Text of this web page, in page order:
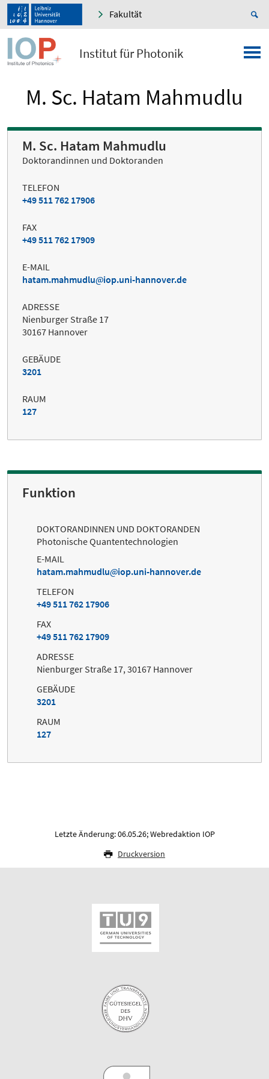
Fakultät
Institut für Photonik
M. Sc. Hatam Mahmudlu
M. Sc. Hatam Mahmudlu
Doktorandinnen und Doktoranden
TELEFON
+49 511 762 17906
FAX
+49 511 762 17909
E-MAIL
hatam.mahmudlu
iop.uni-hannover.de
ADRESSE
Nienburger Straße 17
30167 Hannover
GEBÄUDE
3201
RAUM
127
Funktion
DOKTORANDINNEN UND DOKTORANDEN
Photonische Quantentechnologien
E-MAIL
hatam.mahmudlu
iop.uni-hannover.de
TELEFON
+49 511 762 17906
FAX
+49 511 762 17909
ADRESSE
Nienburger Straße 17, 30167 Hannover
GEBÄUDE
3201
RAUM
127
Letzte Änderung: 06.05.26; Webredaktion IOP
Druckversion